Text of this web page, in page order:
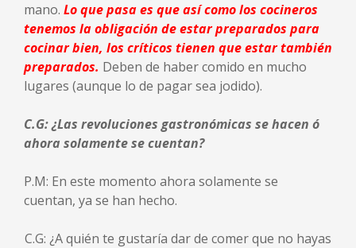
mano. Lo que pasa es que así como los cocineros
tenemos la obligación de estar preparados para
cocinar bien, los críticos tienen que estar también
preparados. Deben de haber comido en mucho
lugares (aunque lo de pagar sea jodido).
C.G: ¿Las revoluciones gastronómicas se hacen ó
ahora solamente se cuentan?
P.M: En este momento ahora solamente se
cuentan, ya se han hecho.
C.G: ¿A quién te gustaría dar de comer que no hayas